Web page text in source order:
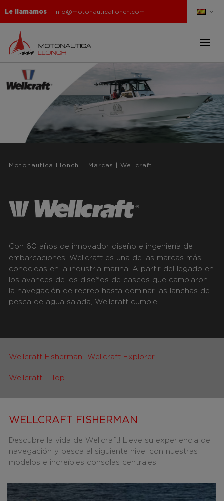
Le llamamos info@motonauticallonch.com
Motonautica Llonch Marcas Wellcraft
Con 60 años de innovador diseño e ingeniería de
embarcaciones, Wellcraft es una de las marcas más
conocidas en la industria marina. A partir del legado en
los avances de los diseños de cascos que cambiaron
la navegación de recreo hasta dominar las lanchas de
pesca de agua salada, Wellcraft cumple.
Wellcraft Fisherman Wellcraft Explorer
Wellcraft T-Top
WELLCRAFT FISHERMAN
Descubre la vida de Wellcraft! Lleve su experiencia de
navegación y pesca al siguiente nivel con nuestras
modelos e increíbles consolas centrales.